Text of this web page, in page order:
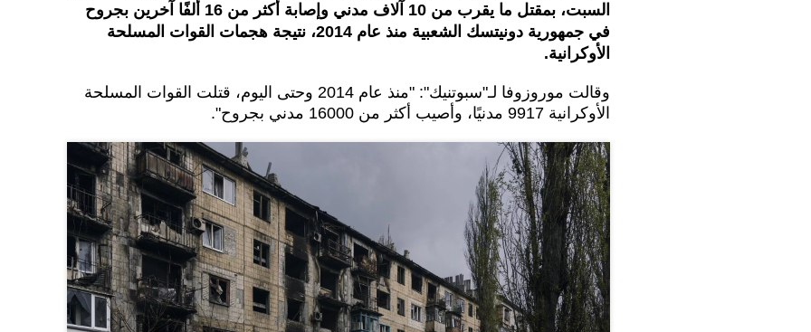
السبت، بمقتل ما يقرب من 10 آلاف مدني وإصابة أكثر من 16 ألفًا آخرين بجروح
في جمهورية دونيتسك الشعبية منذ عام 2014، نتيجة هجمات القوات المسلحة
الأوكرانية.
وقالت موروزوفا لـ"سبوتنيك": "منذ عام 2014 وحتى اليوم، قتلت القوات المسلحة
الأوكرانية 9917 مدنيًا، وأصيب أكثر من 16000 مدني بجروح".